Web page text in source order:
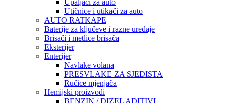
Upaljači za auto
Utičnice i utikači za auto
AUTO RATKAPE
Baterije za ključeve i razne uređaje
Brisači i metlice brisača
Eksterijer
Enterijer
Navlake volana
PRESVLAKE ZA SJEDISTA
Ručice mjenjača
Hemijski proizvodi